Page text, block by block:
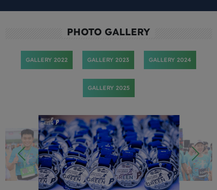
PHOTO GALLERY
GALLERY 2022 GALLERY 2023 GALLERY 2024
GALLERY 2025